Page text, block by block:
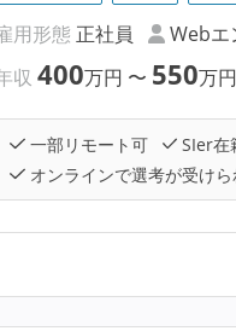
用形態 正社員 Webエ
収400万円 〜 550万円
一部リモート可 SIer在
オンラインで選考が受けら